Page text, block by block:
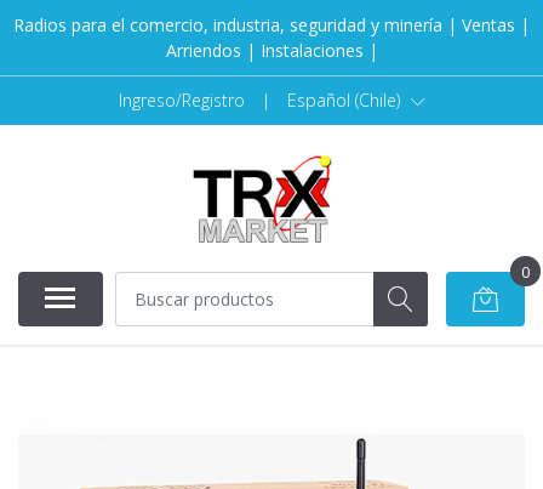
Radios para el comercio, industria, seguridad y minería | Ventas |
Arriendos | Instalaciones |
Ingreso/Registro | Español (Chile)
0